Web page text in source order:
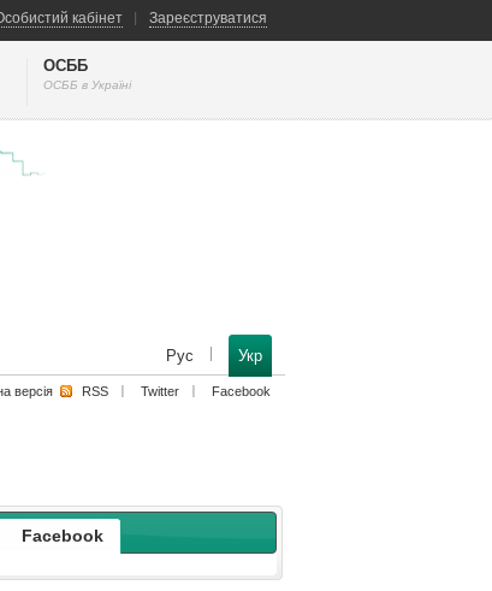
кабінет Зареєструватися
ОСББ
ОСББ в Україні
Рус Укр
версiя RSS Twitter Facebook
Facebook